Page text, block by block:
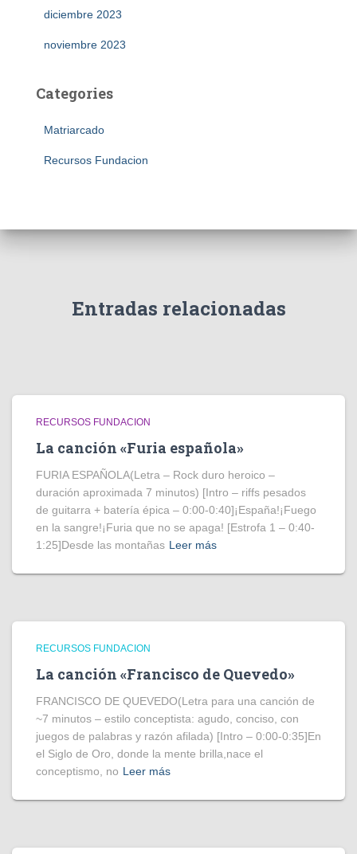
diciembre 2023
noviembre 2023
Categories
Matriarcado
Recursos Fundacion
Entradas relacionadas
RECURSOS FUNDACION
La canción «Furia española»
FURIA ESPAÑOLA(Letra – Rock duro heroico –
duración aproximada 7 minutos) [Intro – riffs pesados
de guitarra + batería épica – 0:00-0:40]¡España!¡Fuego
en la sangre!¡Furia que no se apaga! [Estrofa 1 – 0:40-
1:25]Desde las montañas Leer más
RECURSOS FUNDACION
La canción «Francisco de Quevedo»
FRANCISCO DE QUEVEDO(Letra para una canción de
~7 minutos – estilo conceptista: agudo, conciso, con
juegos de palabras y razón afilada) [Intro – 0:00-0:35]En
el Siglo de Oro, donde la mente brilla,nace el
conceptismo, no Leer más